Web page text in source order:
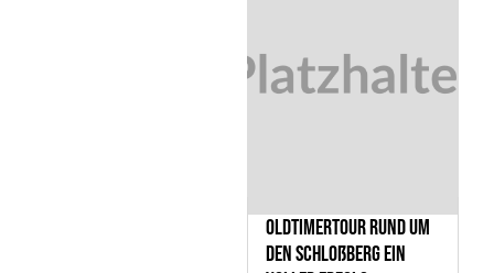
Oldtimertour Rund um
den Schloßberg ein